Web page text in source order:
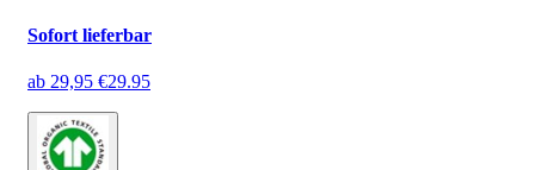
Sofort lieferbar
ab 29,95 €29.95